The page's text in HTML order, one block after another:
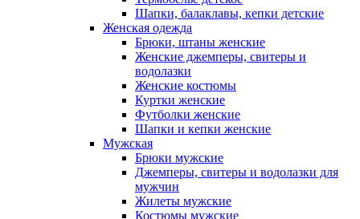
Шапки, балаклавы, кепки детские
Женская одежда
Брюки, штаны женские
Женские джемперы, свитеры и
водолазки
Женские костюмы
Куртки женские
Футболки женские
Шапки и кепки женские
Мужская
Брюки мужские
Джемперы, свитеры и водолазки для
мужчин
Жилеты мужские
Костюмы мужские